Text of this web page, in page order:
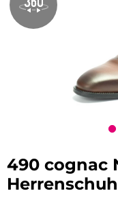
490 cognac